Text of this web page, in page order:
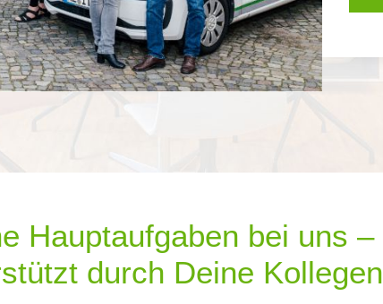
Hauptaufgaben bei uns –
durch Deine Kollegen